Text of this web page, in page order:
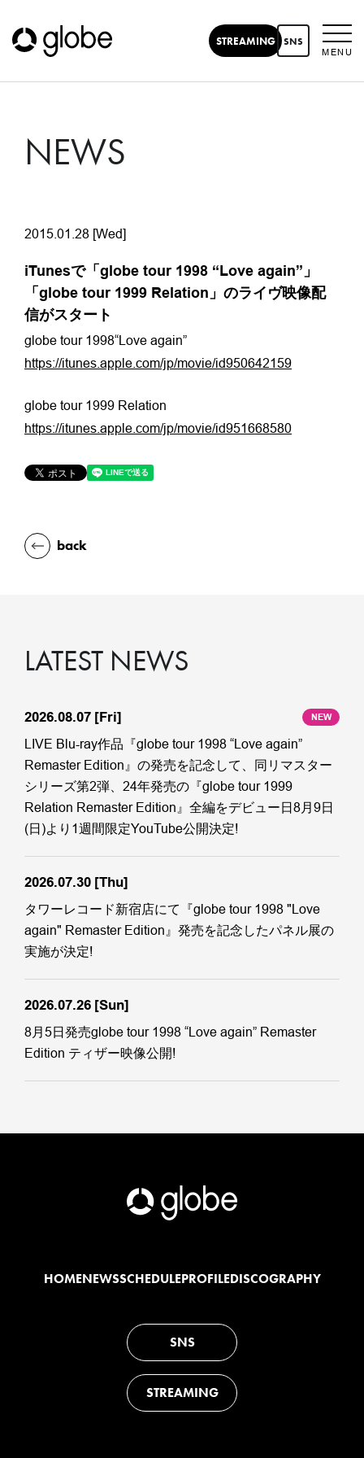
STREAMING SNS
MENU
NEWS
2015.01.28 [Wed]
iTunesで「globe tour 1998 “Love again”」
「globe tour 1999 Relation」のライヴ映像配
信がスタート
globe tour 1998“Love again”
https://itunes.apple.com/jp/movie/id950642159
globe tour 1999 Relation
https://itunes.apple.com/jp/movie/id951668580
back
LATEST NEWS
2026.08.07 [Fri] NEW
LIVE Blu-ray作品『globe tour 1998 “Love again”
Remaster Edition』の発売を記念して、同リマスター
シリーズ第2弾、24年発売の『globe tour 1999
Relation Remaster Edition』全編をデビュー日8月9日
(日)より1週間限定YouTube公開決定!
2026.07.30 [Thu]
タワーレコード新宿店にて『globe tour 1998 "Love
again" Remaster Edition』発売を記念したパネル展の
実施が決定!
2026.07.26 [Sun]
8月5日発売globe tour 1998 “Love again” Remaster
Edition ティザー映像公開!
HOMENEWSSCHEDULEPROFILEDISCOGRAPHY
SNS
STREAMING